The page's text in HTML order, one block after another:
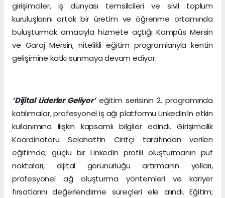
girişimciler, iş dünyası temsilcileri ve sivil toplum
kuruluşlarını ortak bir üretim ve öğrenme ortamında
buluşturmak amacıyla hizmete açtığı Kampüs Mersin
ve Garaj Mersin, nitelikli eğitim programlarıyla kentin
gelişimine katkı sunmaya devam ediyor.
‘Dijital Liderler Geliyor’eğitim serisinin 2. programında
katılımcılar, profesyonel iş ağı platformu LinkedIn’in etkin
kullanımına ilişkin kapsamlı bilgiler edindi. Girişimcilik
Koordinatörü Selahattin Ciritçi tarafından verilen
eğitimde; güçlü bir LinkedIn profili oluşturmanın püf
noktaları, dijital görünürlüğü artırmanın yolları,
profesyonel ağ oluşturma yöntemleri ve kariyer
fırsatlarını değerlendirme süreçleri ele alındı. Eğitim;